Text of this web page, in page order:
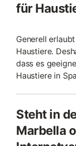
für
Generell
Haustiere.
dass es
Haustiere in
Steht in
Marbella